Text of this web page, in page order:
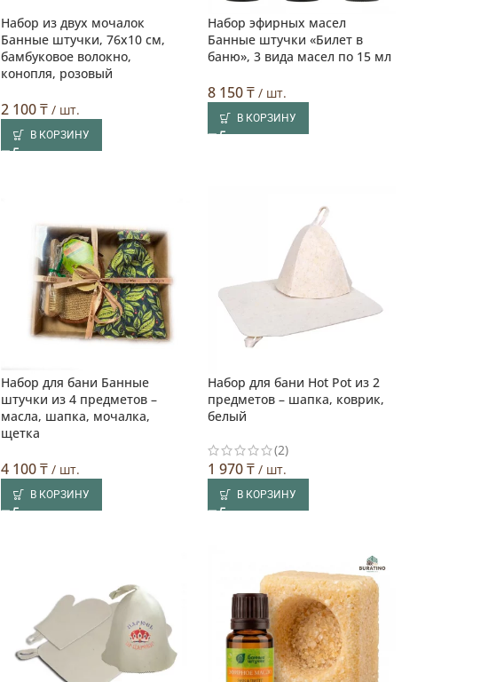
Набор из двух мочалок
Банные штучки, 76х10 см,
бамбуковое волокно,
конопля, розовый
2 100₸ / шт.
В КОРЗИНУ
Набор эфирных масел
Банные штучки «Билет в
баню», 3 вида масел по 15 мл
8 150₸/ шт.
В КОРЗИНУ
Набор для бани Банные
штучки из 4 предметов –
масла, шапка, мочалка,
щетка
4 100₸ / шт.
В КОРЗИНУ
Набор для бани Hot Pot из 2
предметов – шапка, коврик,
белый
(2)
1 970₸/ шт.
В КОРЗИНУ